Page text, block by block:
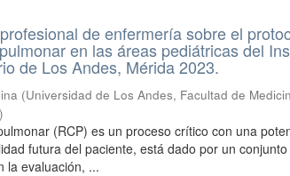
de enfermería sobre el
en las áreas pediátricas del
de Los Andes, Mérida 2023.
(Universidad de Los Andes, Facultad de
)
(RCP) es un proceso crítico con una
futura del paciente, está dado por un
la evaluación, ...